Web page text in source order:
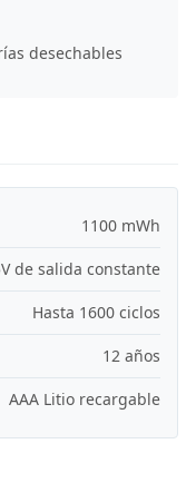
desechables
1100 mWh
de salida constante
Hasta 1600 ciclos
12 años
AAA Litio recargable